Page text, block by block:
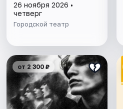
26 ноября 2026 •
четверг
Городской театр
от 2 300 ₽